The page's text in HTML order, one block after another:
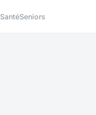
SantéSeniors